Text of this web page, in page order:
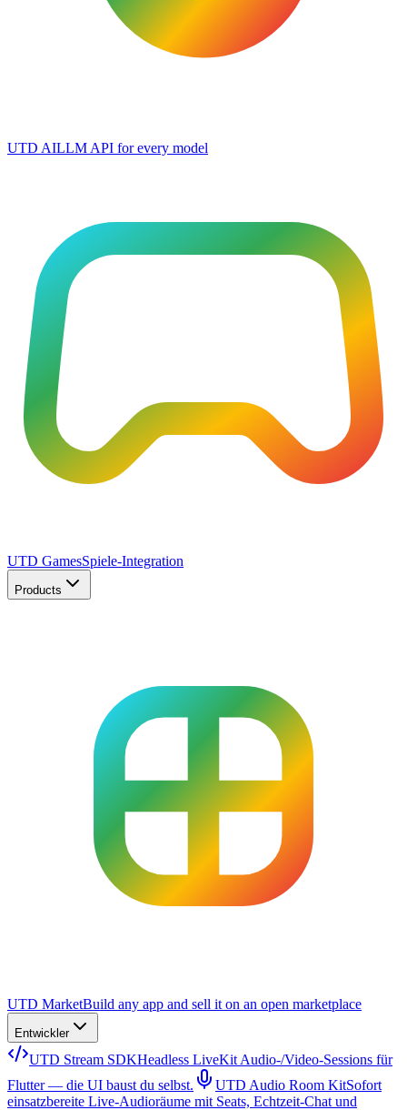
UTD AILLM API for every model
UTD GamesSpiele-Integration
Products
UTD MarketBuild any app and sell it on an open marketplace
Entwickler
UTD Stream SDKHeadless LiveKit Audio-/Video-Sessions für
Flutter — die UI baust du selbst.
UTD Audio Room KitSofort
einsatzbereite Live-Audioräume mit Seats, Echtzeit-Chat und